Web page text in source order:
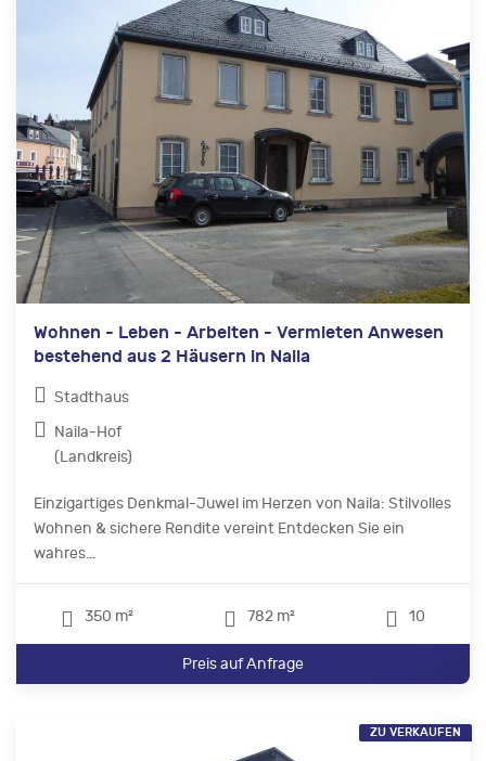
Wohnen - Leben - Arbeiten - Vermieten Anwesen
bestehend aus 2 Häusern in Naila
Stadthaus
Naila-Hof
(Landkreis)
Einzigartiges Denkmal-Juwel im Herzen von Naila: Stilvolles
Wohnen & sichere Rendite vereint Entdecken Sie ein
wahres...
350 m² 782 m² 10
Preis auf Anfrage
ZU VERKAUFEN